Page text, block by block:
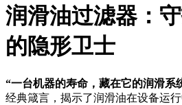
润滑油过滤器：
的隐形卫士
“一台机器的寿命，藏在它的润滑系
经典箴言，揭示了润滑油在设备运